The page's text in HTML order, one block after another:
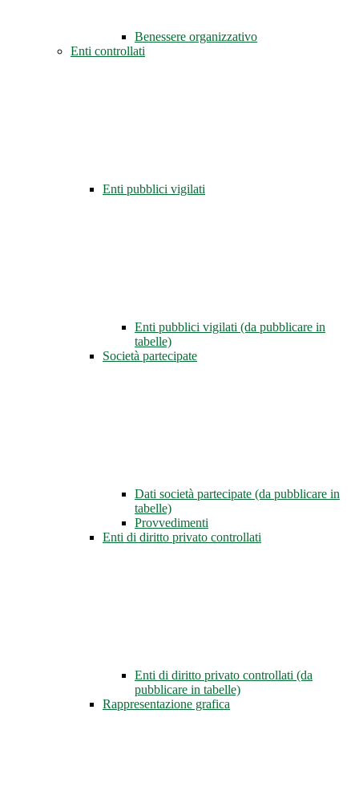
Benessere organizzativo
Enti controllati
Enti pubblici vigilati
Enti pubblici vigilati (da pubblicare in
tabelle)
Società partecipate
Dati società partecipate (da pubblicare in
tabelle)
Provvedimenti
Enti di diritto privato controllati
Enti di diritto privato controllati (da
pubblicare in tabelle)
Rappresentazione grafica